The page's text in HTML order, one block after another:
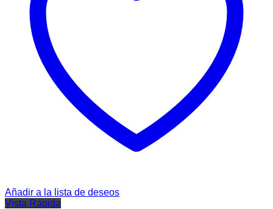
Añadir a la lista de deseos
Vista Rápida